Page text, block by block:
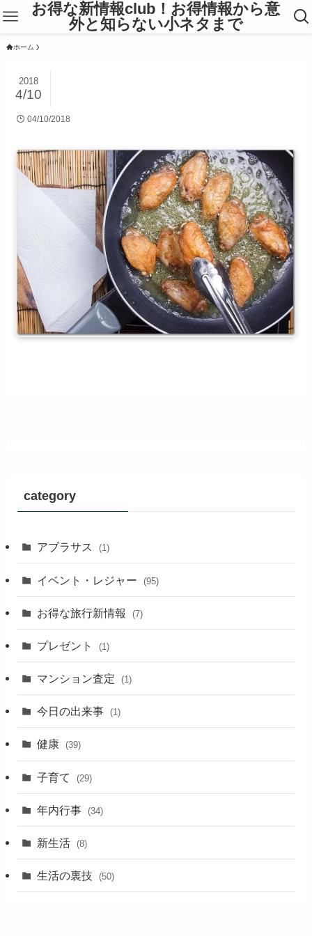
お得な新情報club！お得情報から意
外と知らない小ネタまで
ホーム
2018
4/10
04/10/2018
category
アブラサス (1)
イベント・レジャー (95)
お得な旅行新情報 (7)
プレゼント (1)
マンション査定 (1)
今日の出来事 (1)
健康 (39)
子育て (29)
年内行事 (34)
新生活 (8)
生活の裏技 (50)